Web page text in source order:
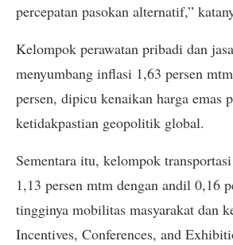
percepatan pasokan alternatif,”
Kelompok perawatan pribadi dan
menyumbang inflasi 1,63 persen
persen, dipicu kenaikan harga emas
ketidakpastian geopolitik global.
Sementara itu, kelompok
1,13 persen mtm dengan andil 0,16
tingginya mobilitas masyarakat dan
Incentives, Conferences, and